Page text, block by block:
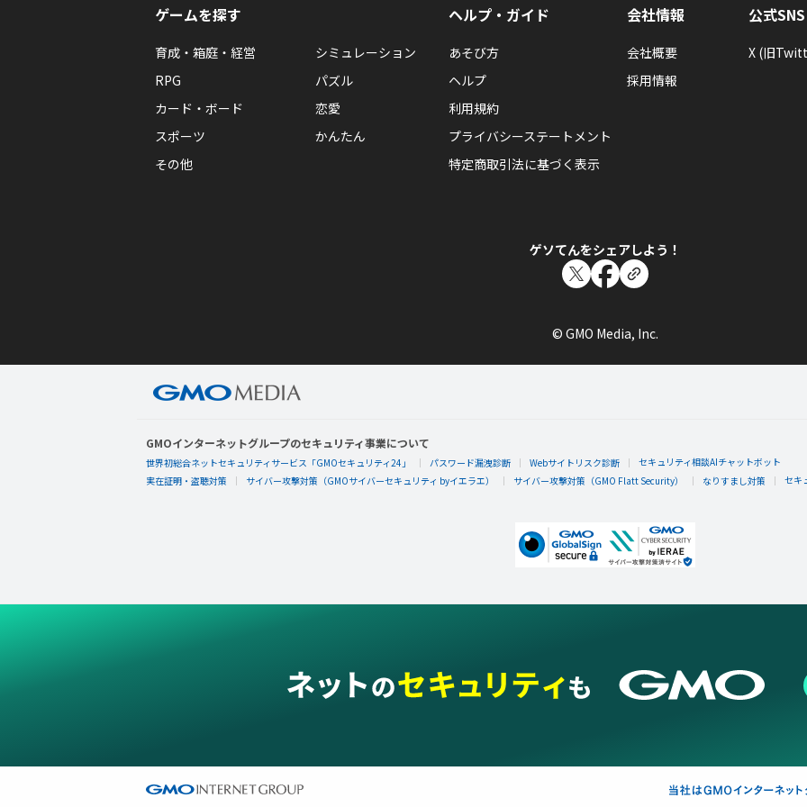
ゲームを探す
育成・箱庭・経営
シミュレーション
RPG
パズル
カード・ボード
恋愛
スポーツ
かんたん
その他
ヘルプ・ガイド
あそび方
ヘルプ
利用規約
プライバシーステートメント
特定商取引法に基づく表示
会社情報
会社概要
採用情報
公式SNS
X (旧
ゲソてんをシェアしよう！
© GMO Media, Inc.
GMOインターネットグループのセキュリティ事業について
世界初総合ネットセキュリティサービス「GMOセキュリティ24」 パスワード漏洩診断 Webサイトリスク診断
セキュリティ相談AIチャットボット
実在証明・盗聴対策
サイバー攻撃対策（GMOサイバーセキュリティ byイエラエ） サイバー攻撃対策（GMO Flatt Security） なりすまし対策 セキ